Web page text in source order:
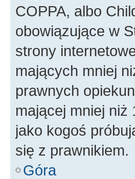
COPPA, albo
obowiązujące w
strony
mających mniej
prawnych
mającej mniej
jako kogoś
się z prawnikiem.
Góra